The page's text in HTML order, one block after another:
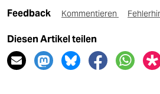
Feedback Kommentieren
Diesen Artikel teilen